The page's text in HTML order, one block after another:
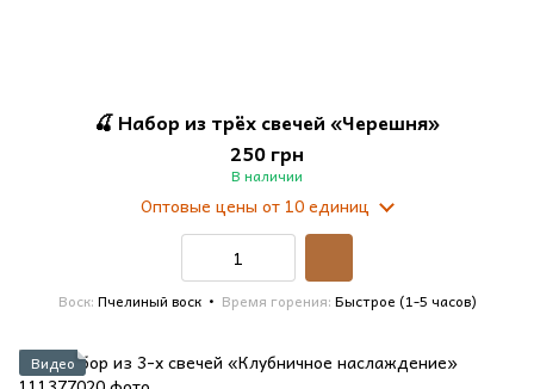
🍒 Набор из трёх свечей «Черешня»
250 грн
В наличии
Оптовые цены от 10 единиц
Воск Пчелиный воск Время горения Быстрое (1-5 часов)
Видео